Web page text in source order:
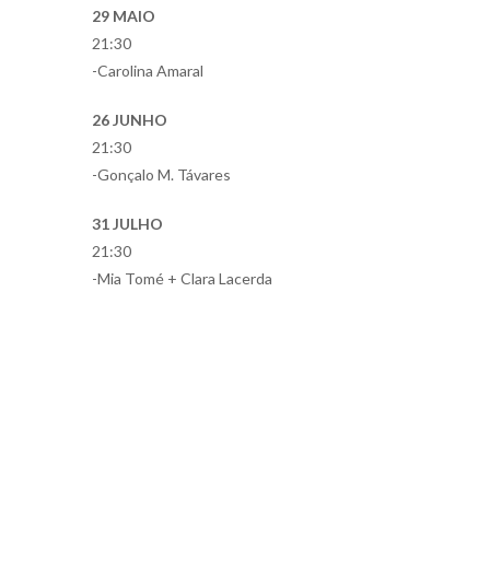
29 MAIO
21:30
-Carolina Amaral
26 JUNHO
21:30
-Gonçalo M. Távares
31 JULHO
21:30
-Mia Tomé + Clara Lacerda